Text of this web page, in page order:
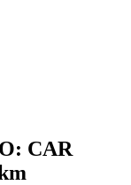
CAR